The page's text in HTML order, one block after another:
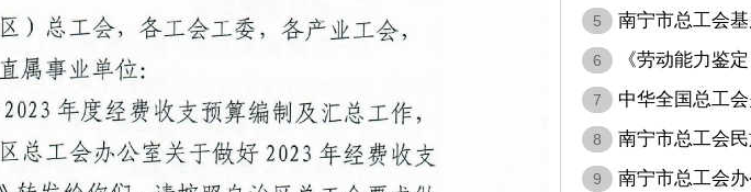
5
南宁市总工会
名…
6
《劳动能力鉴
病…
7
中华全国总工
会…
8 南宁市总工会
9
南宁市总工会